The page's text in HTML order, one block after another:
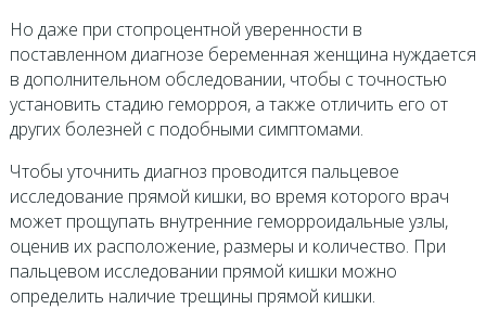
Но даже при стопроцентной уверенности в
поставленном диагнозе беременная женщина нуждается
в дополнительном обследовании, чтобы с точностью
установить стадию геморроя, а также отличить его от
других болезней с подобными симптомами.
Чтобы уточнить диагноз проводится пальцевое
исследование прямой кишки, во время которого врач
может прощупать внутренние геморроидальные узлы,
оценив их расположение, размеры и количество. При
пальцевом исследовании прямой кишки можно
определить наличие трещины прямой кишки.